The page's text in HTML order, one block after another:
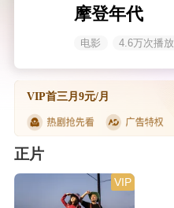
摩登年代
电影 4.6万次播放
VIP首三月9元/月
正片
VIP